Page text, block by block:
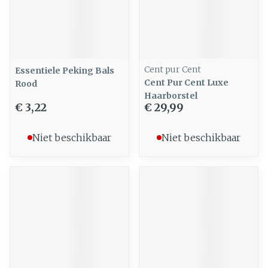
Essentiele Peking Bals
Rood
€ 3,22
Niet beschikbaar
Cent pur Cent
Cent Pur Cent Luxe
Haarborstel
€ 29,99
Niet beschikbaar